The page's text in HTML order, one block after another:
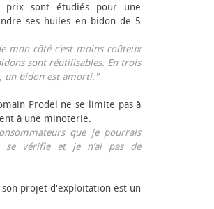
prix sont étudiés pour une
ses huiles en bidon de 5
côté c’est moins coûteux
sont réutilisables. En trois
un bidon est amorti."
Prodel ne se limite pas à
à une minoterie.
que je pourrais
se vérifie et je n’ai pas de
projet d'exploitation est un